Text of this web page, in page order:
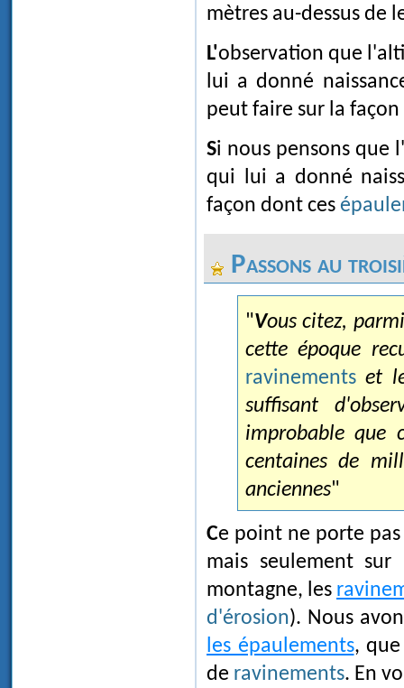
mètres au-dessus de
L'observation que
lui a donné
peut faire sur la
Si nous pensons
qui lui a donné
façon dont ces
Passons au
"Vous citez, parmi les formes dues aux glaciers que vous datez de
cette époque
ravinementset
suffisant
improbable que
centaines de
anciennes"
Ce point ne porte pas sur l'existence ni sur l'altitude des anciens glaciers,
mais seulement
montagne, les
d'érosion). Nous
les épaulements,
de ravinements. En